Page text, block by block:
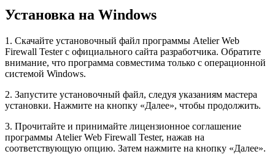
Установка на Windows
1. Скачайте установочный файл программы Atelier Web
Firewall Tester с официального сайта разработчика. Обратите
внимание, что программа совместима только с операционной
системой Windows.
2. Запустите установочный файл, следуя указаниям мастера
установки. Нажмите на кнопку «Далее», чтобы продолжить.
3. Прочитайте и принимайте лицензионное соглашение
программы Atelier Web Firewall Tester, нажав на
соответствующую опцию. Затем нажмите на кнопку «Далее».